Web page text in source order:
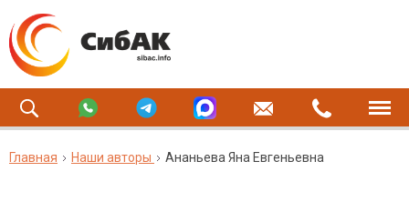
Главная Наши авторы Ананьева Яна Евгеньевна